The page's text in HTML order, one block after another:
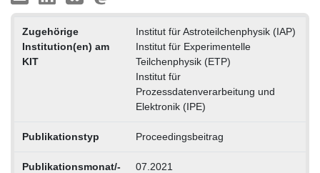
Zugehörige
Institution(en) am
KIT
Institut für Astroteilchenphysik (IAP)
Institut für Experimentelle
Teilchenphysik (ETP)
Institut für
Prozessdatenverarbeitung und
Elektronik (IPE)
Publikationstyp Proceedingsbeitrag
Publikationsmonat/-
07.2021